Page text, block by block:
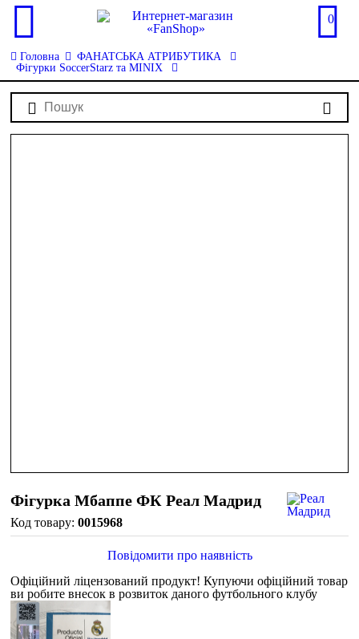
0
Головна
ФАНАТСЬКА АТРИБУТИКА
Фігурки SoccerStarz та MINIX
Фігурка Мбаппе ФК Реал Мадрид
0015968
Повідомити про наявність
Офіційний ліцензований продукт!Купуючи офіційний товар
ви робите внесок в розвиток даного футбольного клубу